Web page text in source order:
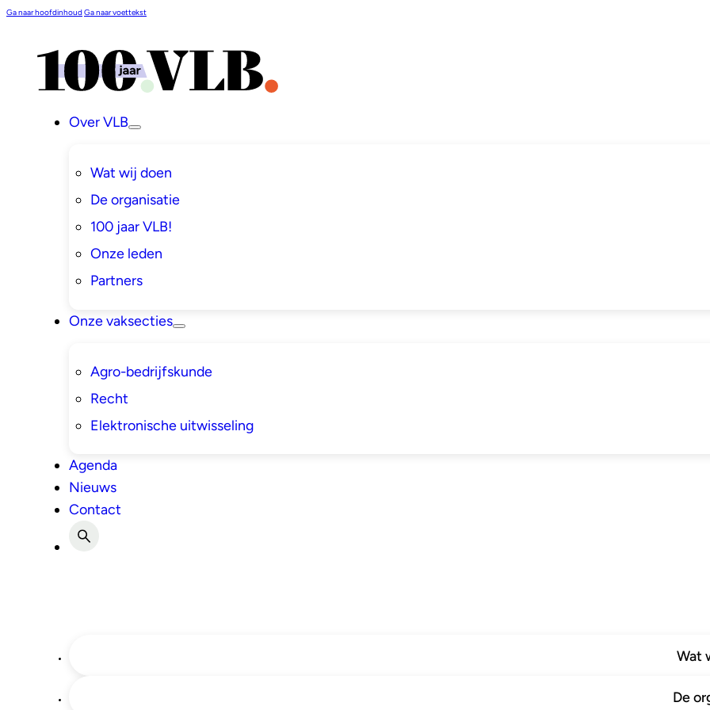
Ga naar hoofdinhoudGa naar voettekst
Over VLB
Wat wij doen
De organisatie
100 jaar VLB!
Onze leden
Partners
Onze vaksecties
Agro-bedrijfskunde
Recht
Elektronische uitwisseling
Agenda
Nieuws
Contact
Wat
De